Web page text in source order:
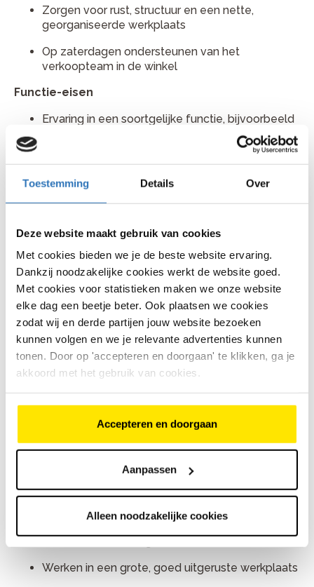
Toestemming Details Over
Deze website maakt gebruik van cookies
Met cookies bieden we je de beste website ervaring.
Dankzij noodzakelijke cookies werkt de website goed.
Met cookies voor statistieken maken we onze website
elke dag een beetje beter. Ook plaatsen we cookies
zodat wij en derde partijen jouw website bezoeken
kunnen volgen en we je relevante advertenties kunnen
tonen. Door op 'accepteren en doorgaan' te klikken, ga je
akkoord met het gebruik van cookies.
Accepteren en doorgaan
Aanpassen
Alleen noodzakelijke cookies
Zorgen voor rust, structuur en een nette,
georganiseerde werkplaats
Op zaterdagen ondersteunen van het
verkoopteam in de winkel
Functie-eisen
Ervaring in een soortgelijke functie, bijvoorbeeld
als werkplaatschef of werkplaatsmanager
Ervaring met onderhoud en reparatie van fietsen
Je bent communicatief sterk en klantgericht
Je kunt goed plannen en organiseren
Je houdt overzicht, ook als het druk is
Je bent verantwoordelijk en denkt in oplossingen
Je kunt collega’s motiveren en begeleiden
Je schakelt makkelijk tussen werkplaats,
klantcontact en winkelvloer
Ervaring met Vendit is mooi meegenomen (of je
bent bereid dit snel te leren)
Een salaris van € 3.500 tot € 4.000 bruto per
maand, afhankelijk van ervaring en kennis
Een verantwoordelijke en afwisselende functie
met veel zelfstandigheid
Werken in een grote, goed uitgeruste werkplaats